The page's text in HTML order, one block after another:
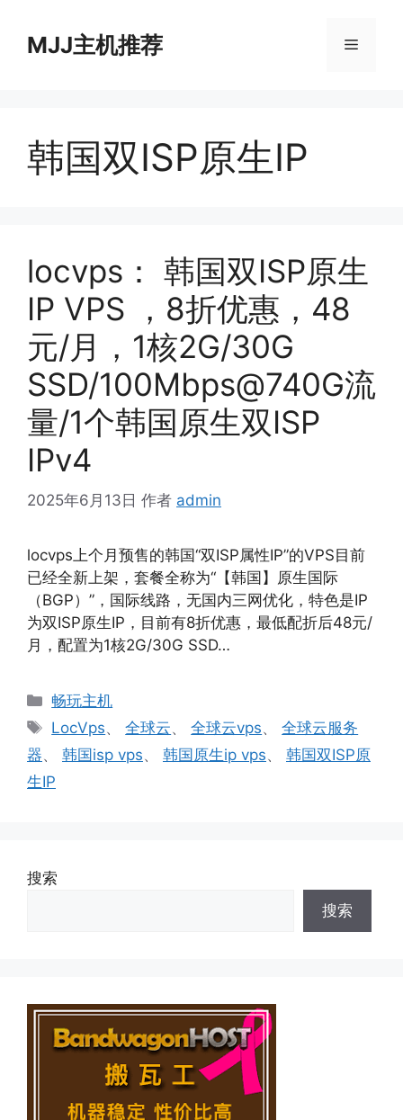
MJJ主机推荐 菜
韩国双ISP原生IP
locvps： 韩国双ISP原生
IP VPS ，8折优惠，48
元/月，1核2G/30G
SSD/100Mbps@740G流
量/1个韩国原生双ISP
IPv4
2025年6月13日 作者 admin
locvps上个月预售的韩国“双ISP属性IP”的VPS目前
已经全新上架，套餐全称为“【韩国】原生国际
（BGP）”，国际线路，无国内三网优化，特色是IP
为双ISP原生IP，目前有8折优惠，最低配折后48元/
月，配置为1核2G/30G SSD…
分
类
畅玩主机
标
签
LocVps、全球云、全球云vps、全球云服务
器、 韩国isp vps、 韩国原生ip vps、 韩国双ISP原
生IP
搜索
搜索